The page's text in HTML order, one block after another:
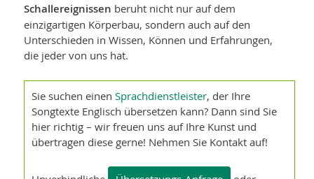
Schallereignissen beruht nicht nur auf dem
einzigartigen Körperbau, sondern auch auf den
Unterschieden in Wissen, Können und Erfahrungen,
die jeder von uns hat.
Sie suchen einenSprachdienstleister, der Ihre
Songtexte Englisch übersetzen kann? Dann sind Sie
hier richtig – wir freuen uns auf Ihre Kunst und
übertragen diese gerne! Nehmen Sie Kontakt auf!